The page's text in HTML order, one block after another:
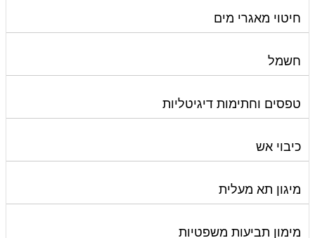
חיטוי מאגרי מים
חשמל
טפסים וחתימות דיגיטליות
כיבוי אש
מיגון תא מעלית
מימון תביעות משפטיות